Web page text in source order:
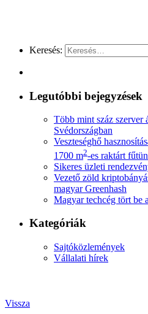
Keresés:
Legutóbbi bejegyzések
Több mint száz szerver
Svédországban
Veszteséghő
1700 m2-es raktárt
Sikeres üzleti
Vezető zöld
magyar Greenhash
Magyar techcég tört be
Kategóriák
Sajtóközlemények
Vállalati hírek
Vissza